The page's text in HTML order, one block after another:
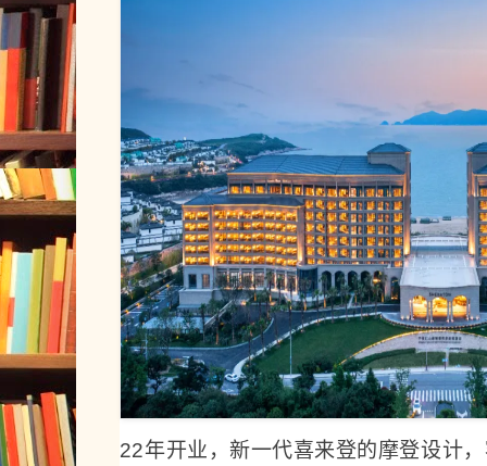
22年开业，新一代喜来登的摩登设计